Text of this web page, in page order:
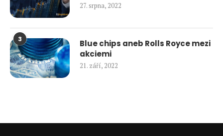
27. srpna, 2022
3
Blue chips aneb Rolls Royce mezi
akciemi
21. září, 2022